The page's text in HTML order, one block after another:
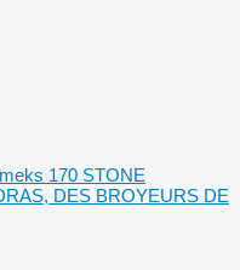
170 STONE
DES BROYEURS DE